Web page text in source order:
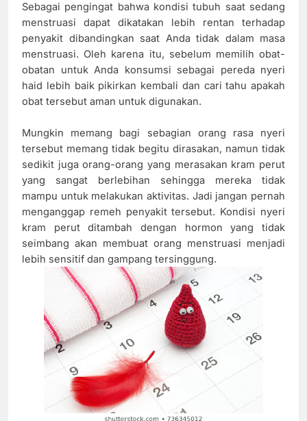
Sebagai pengingat bahwa kondisi tubuh saat sedang
menstruasi dapat dikatakan lebih rentan terhadap
penyakit dibandingkan saat Anda tidak dalam masa
menstruasi. Oleh karena itu, sebelum memilih obat-
obatan untuk Anda konsumsi sebagai pereda nyeri
haid lebih baik pikirkan kembali dan cari tahu apakah
obat tersebut aman untuk digunakan.
Mungkin memang bagi sebagian orang rasa nyeri
tersebut memang tidak begitu dirasakan, namun tidak
sedikit juga orang-orang yang merasakan kram perut
yang sangat berlebihan sehingga mereka tidak
mampu untuk melakukan aktivitas. Jadi jangan pernah
menganggap remeh penyakit tersebut. Kondisi nyeri
kram perut ditambah dengan hormon yang tidak
seimbang akan membuat orang menstruasi menjadi
lebih sensitif dan gampang tersinggung.